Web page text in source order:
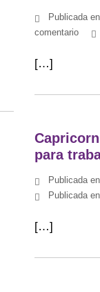
Publicada en
comentario
[…]
para
Publicada en
Publicada en
[…]